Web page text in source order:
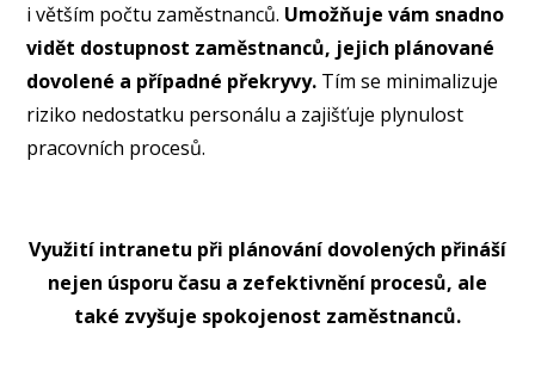
i větším počtu zaměstnanců. Umožňuje vám snadno
vidět dostupnost zaměstnanců, jejich plánované
dovolené a případné překryvy. Tím se minimalizuje
riziko nedostatku personálu a zajišťuje plynulost
pracovních procesů.
Využití intranetu při plánování dovolených přináší
nejen úsporu času a zefektivnění procesů, ale
také zvyšuje spokojenost zaměstnanců.